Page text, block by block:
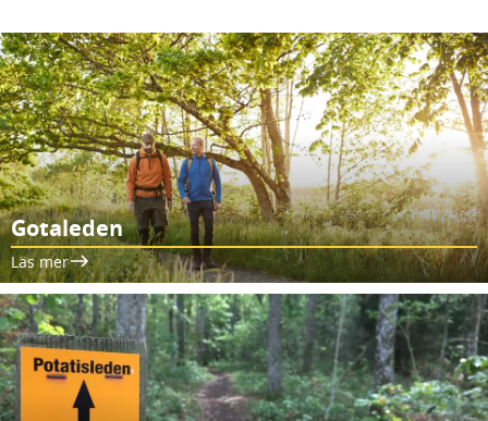
Gotaleden
Läs mer